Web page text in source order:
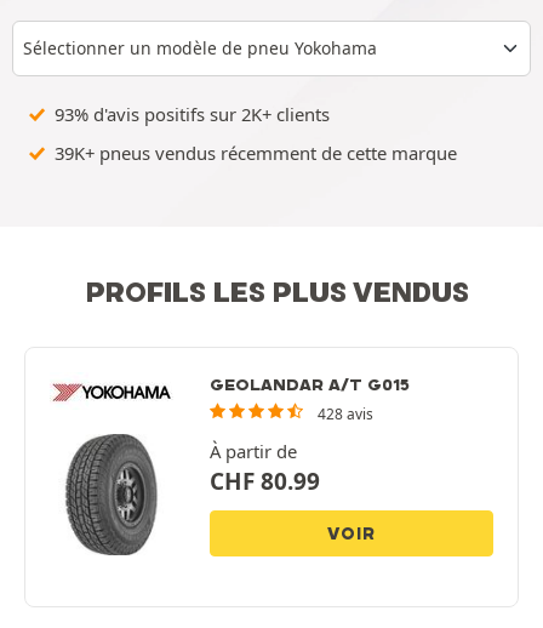
Sélectionner un modèle de pneu Yokohama
93% d'avis positifs sur 2K+ clients
39K+ pneus vendus récemment de cette marque
PROFILS LES PLUS VENDUS
GEOLANDAR A/T G015
428 avis
À partir de
CHF80.99
VOIR